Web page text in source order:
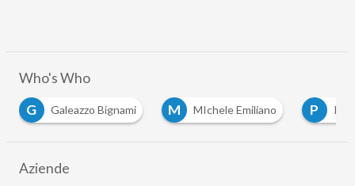
Who's Who
Galeazzo Bignami M MIchele Emiliano P Pierluigi Di
Aziende